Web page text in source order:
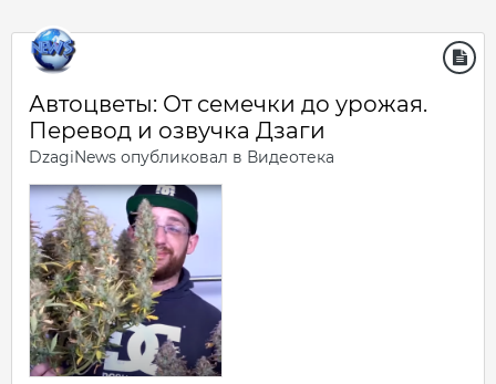
Автоцветы: От семечки до урожая.
Перевод и озвучка Дзаги
DzagiNews опубликовал в Видеотека